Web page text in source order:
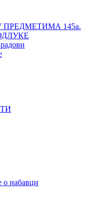
145а.
о набавци